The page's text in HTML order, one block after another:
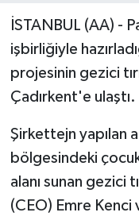
İSTANBUL (AA) -
işbirliğiyle
projesinin gezici
Çadırkent'e ulaştı.
Şirkettejn yapılan
bölgesindeki
alanı sunan gezici
(CEO) Emre Kenci
Yaşam